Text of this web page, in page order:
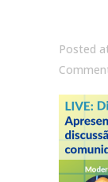
Posted